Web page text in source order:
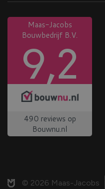
Kunststof kozijnen
Werken bij
Nieuws en verhalen
Contact
+31 (0)76 59 75 200
info@maasjacobs.nl
© 2026 Maas-Jacobs